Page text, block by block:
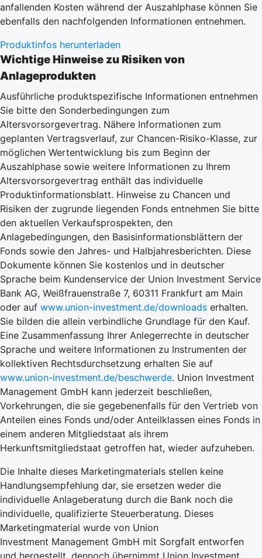
anfallenden Kosten während der Auszahlphase können Sie
ebenfalls den nachfolgenden Informationen entnehmen.
Produktinfos herunterladen
Wichtige Hinweise zu Risiken von
Anlageprodukten
Ausführliche produktspezifische Informationen entnehmen
Sie bitte den Sonderbedingungen zum
Altersvorsorgevertrag. Nähere Informationen zum
geplanten Vertragsverlauf, zur Chancen-Risiko-Klasse, zur
möglichen Wertentwicklung bis zum Beginn der
Auszahlphase sowie weitere Informationen zu Ihrem
Altersvorsorgevertrag enthält das individuelle
Produktinformationsblatt. Hinweise zu Chancen und
Risiken der zugrunde liegenden Fonds entnehmen Sie bitte
den aktuellen Verkaufsprospekten, den
Anlagebedingungen, den Basisinformationsblättern der
Fonds sowie den Jahres- und Halbjahresberichten. Diese
Dokumente können Sie kostenlos und in deutscher
Sprache beim Kundenservice der Union Investment Service
Bank AG, Weißfrauenstraße 7, 60311 Frankfurt am Main
oder auf www.union-investment.de/downloads erhalten.
Sie bilden die allein verbindliche Grundlage für den Kauf.
Eine Zusammenfassung Ihrer Anlegerrechte in deutscher
Sprache und weitere Informationen zu Instrumenten der
kollektiven Rechtsdurchsetzung erhalten Sie auf
www.union-investment.de/beschwerde. Union Investment
Management GmbH kann jederzeit beschließen,
Vorkehrungen, die sie gegebenenfalls für den Vertrieb von
Anteilen eines Fonds und/oder Anteilklassen eines Fonds in
einem anderen Mitgliedstaat als ihrem
Herkunftsmitgliedstaat getroffen hat, wieder aufzuheben.
Die Inhalte dieses Marketingmaterials stellen keine
Handlungsempfehlung dar, sie ersetzen weder die
individuelle Anlageberatung durch die Bank noch die
individuelle, qualifizierte Steuerberatung. Dieses
Marketingmaterial wurde von Union
Investment Management GmbH mit Sorgfalt entworfen
und hergestellt, dennoch übernimmt Union Investment